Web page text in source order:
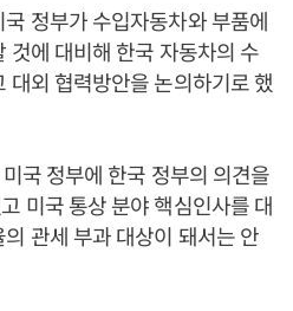
정부가 수입자동차와 부품에
것에 대비해 한국 자동차의 수
대외 협력방안을 논의하기로 했
국 정부에 한국 정부의 의견을
미국 통상 분야 핵심인사를 대
관세 부과 대상이 돼서는 안